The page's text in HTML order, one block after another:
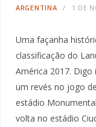
ARGENTINA 1 DE
Uma façanha
classificação do
América 2017.
um revés no jogo
estádio
volta no estádio